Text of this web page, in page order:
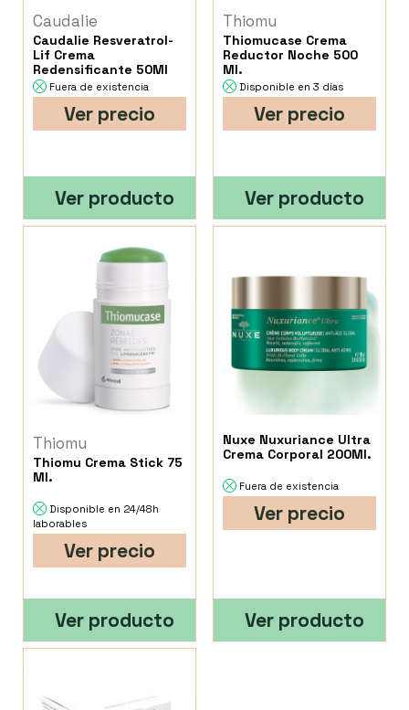
Caudalie
Caudalie Resveratrol-
Lif Crema
Redensificante 50Ml
Fuera de existencia
Ver precio
Ver producto
Thiomu
Thiomucase Crema
Reductor Noche 500
Ml.
Disponible en 3 días
Ver precio
Ver producto
Thiomu
Thiomu Crema Stick 75
Ml.
Disponible en 24/48h
laborables
Ver precio
Ver producto
Nuxe Nuxuriance Ultra
Crema Corporal 200Ml.
Fuera de existencia
Ver precio
Ver producto